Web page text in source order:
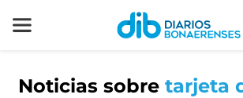
Noticias sobre tarjeta